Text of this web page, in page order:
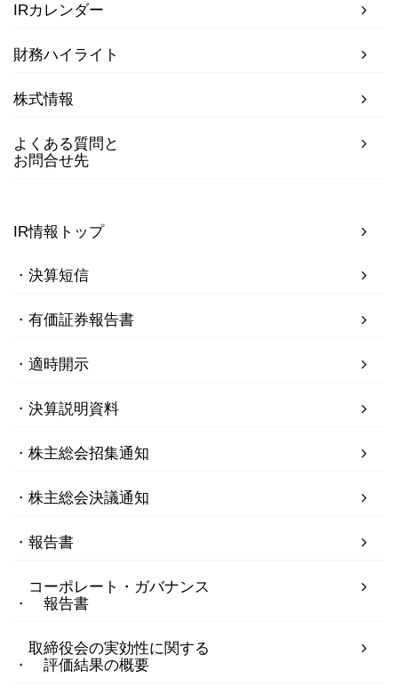
IRカレンダー
財務ハイライト
株式情報
よくある質問と
お問合せ先
IR情報トップ
決算短信
有価証券報告書
適時開示
決算説明資料
株主総会招集通知
株主総会決議通知
報告書
コーポレート・ガバナンス
報告書
取締役会の実効性に関する
評価結果の概要